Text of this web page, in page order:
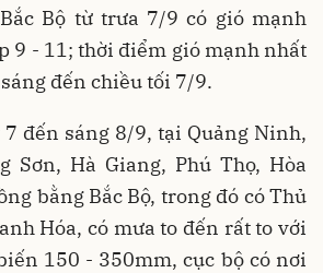
Bộ từ trưa 7/9 có gió mạnh
9 - 11; thời điểm gió mạnh nhất
đến chiều tối 7/9.
7 đến sáng 8/9, tại Quảng Ninh,
Sơn, Hà Giang, Phú Thọ, Hòa
bằng Bắc Bộ, trong đó có Thủ
Hóa, có mưa to đến rất to với
150 - 350mm, cục bộ có nơi